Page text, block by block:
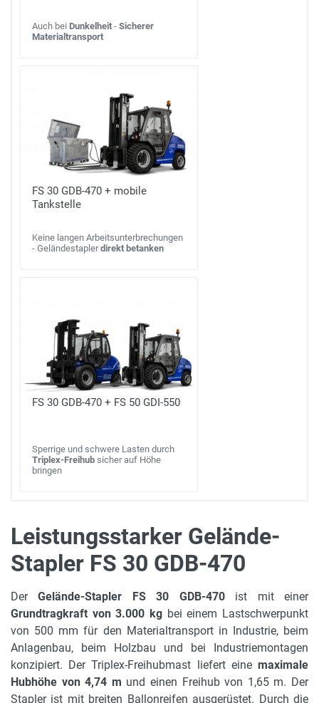
Auch bei Dunkelheit - Sicherer
Materialtransport
FS 30 GDB-470 + mobile
Tankstelle
Keine langen Arbeitsunterbrechungen
- Geländestaplerdirekt betanken
FS 30 GDB-470 + FS 50 GDI-550
Sperrige und schwere Lasten durch
Triplex-Freihub sicher auf Höhe
bringen
max. Hubhöhe
Länge mit Gabeln
4.3 m
Leergewicht
5310 kg
Leistungsstarker Gelände-
Stapler FS 30 GDB-470
DerGelände-Stapler FS 30 GDB-470ist mit einer
Grundtragkraft von 3.000 kg bei einem Lastschwerpunkt
von 500 mm für den Materialtransport in Industrie, beim
Anlagenbau, beim Holzbau und bei Industriemontagen
konzipiert. Der Triplex-Freihubmast liefert eine maximale
Hubhöhe von 4,74 m und einen Freihub von 1,65 m. Der
Stapler ist mit breiten Ballonreifen ausgerüstet. Durch die